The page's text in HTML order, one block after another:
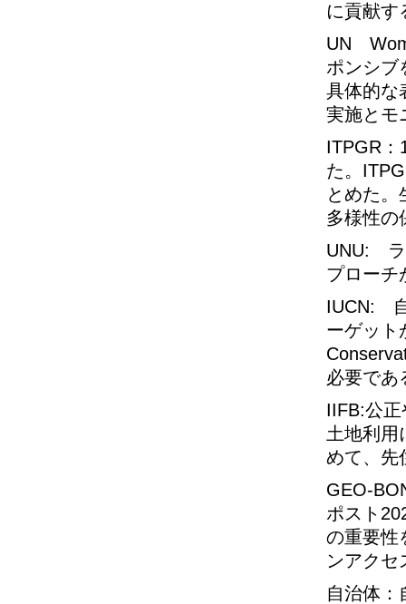
に貢献す
UN
ポンシブ
具体的な
実施とモ
ITPGR：
た。
とめた
多様性の
UNU: ラ
プローチ
IUCN:
ーゲット
必要であ
IIFB:公
土地利用
めて、先
GEO-
ポスト
の重要性
ンアクセ
自治体：